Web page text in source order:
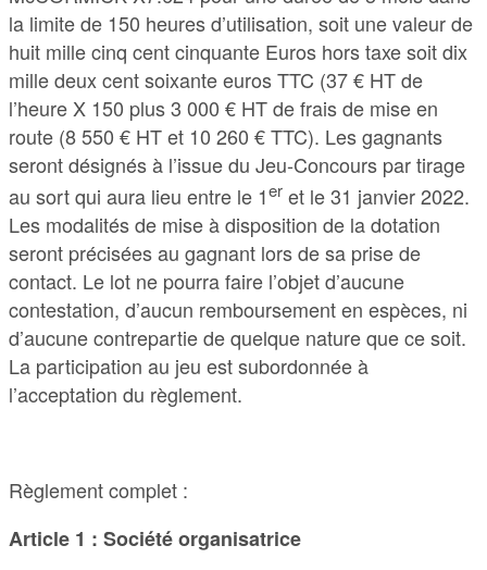
la limite de 150 heures d’utilisation, soit une valeur de
huit mille cinq cent cinquante Euros hors taxe soit dix
mille deux cent soixante euros TTC (37 € HT de
l’heure X 150 plus 3 000 € HT de frais de mise en
route (8 550 € HT et 10 260 € TTC). Les gagnants
seront désignés à l’issue du Jeu-Concours par tirage
au sort qui aura lieu entre le 1er et le 31 janvier 2022.
Les modalités de mise à disposition de la dotation
seront précisées au gagnant lors de sa prise de
contact. Le lot ne pourra faire l’objet d’aucune
contestation, d’aucun remboursement en espèces, ni
d’aucune contrepartie de quelque nature que ce soit.
La participation au jeu est subordonnée à
l’acceptation du règlement.
Règlement complet :
Article 1 : Société organisatrice